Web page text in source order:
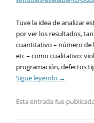
Tuve la idea de analizar
por ver los resultados,
cuantitativo – número de
etc – como cualitativo:
programación, defectos
Sigue leyendo →
Esta entrada fue